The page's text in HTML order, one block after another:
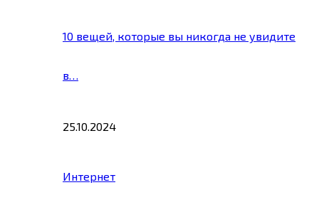
10 вещей, которые вы никогда не увидите
в…
25.10.2024
Интернет